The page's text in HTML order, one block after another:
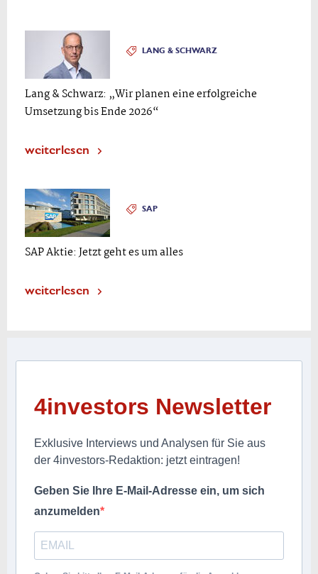
LANG & SCHWARZ
Lang & Schwarz: „Wir planen eine erfolgreiche
Umsetzung bis Ende 2026“
weiterlesen
SAP
SAP Aktie: Jetzt geht es um alles
weiterlesen
4investors Newsletter
Exklusive Interviews und Analysen für Sie aus
der 4investors-Redaktion: jetzt eintragen!
Geben Sie Ihre E-Mail-Adresse ein, um sich
anzumelden